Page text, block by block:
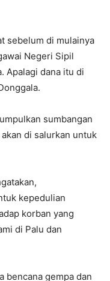
sebelum di mulainya
Negeri Sipil
Apalagi dana itu di
sumbangan
di salurkan untuk
kepedulian
korban yang
di Palu dan
bencana gempa dan